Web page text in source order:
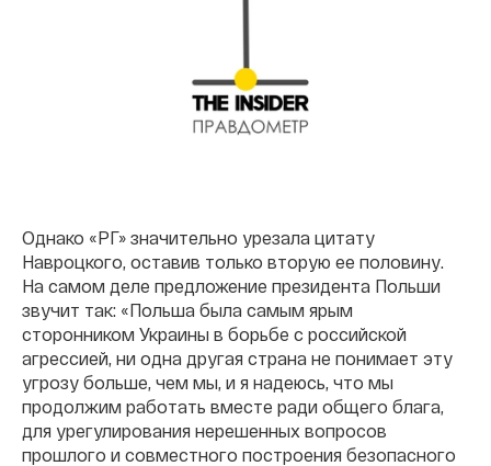
Однако «РГ» значительно урезала цитату
Навроцкого, оставив только вторую ее половину.
На самом деле предложение президента Польши
звучит так: «Польша была самым ярым
сторонником Украины в борьбе с российской
агрессией, ни одна другая страна не понимает эту
угрозу больше, чем мы, и я надеюсь, что мы
продолжим работать вместе ради общего блага,
для урегулирования нерешенных вопросов
прошлого и совместного построения безопасного